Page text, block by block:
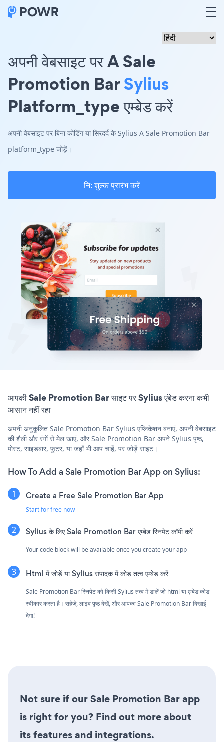
अपनी वेबसाइट पर A Sale
Promotion BarSylius
Platform_type एम्बेड करें
अपनी वेबसाइट पर बिना कोडिंग या सिरदर्द के Sylius A Sale Promotion Bar
platform_type जोड़ें।
नि: शुल्क प्रारंभ करें
आपकी Sale Promotion Bar साइट पर Sylius एंबेड करना कभी
आसान नहीं रहा
अपनी अनुकूलित Sale Promotion Bar Sylius एप्लिकेशन बनाएं, अपनी वेबसाइट
की शैली और रंगों से मेल खाएं, और Sale Promotion Bar अपने Sylius पृष्ठ,
पोस्ट, साइडबार, फुटर, या जहाँ भी आप चाहें, पर जोड़ें साइट।
How To Add a Sale Promotion Bar App on Sylius:
Create a Free Sale Promotion Bar App
Start for free now
Sylius के लिए Sale Promotion Bar एम्बेड स्निपेट कॉपी करें
Your code block will be available once you create your app
Html में जोड़ें या Sylius संपादक में कोड तत्व एम्बेड करें
Sale Promotion Bar स्निपेट को किसी Sylius तत्व में डालें जो html या एम्बेड कोड
स्वीकार करता है। सहेजें, लाइव पृष्ठ देखें, और आपका Sale Promotion Bar दिखाई
देगा!
Not sure if our Sale Promotion Bar app
is right for you? Find out more about
its features and integrations.